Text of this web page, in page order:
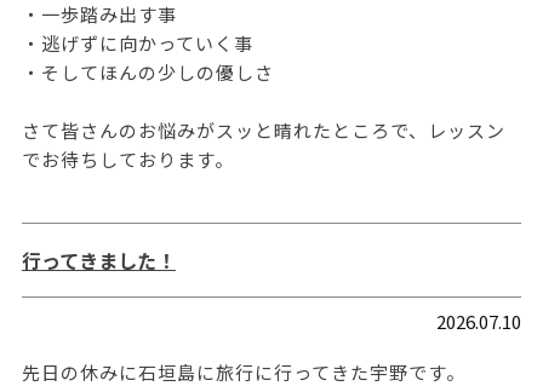
・一歩踏み出す事
・逃げずに向かっていく事
・そしてほんの少しの優しさ
さて皆さんのお悩みがスッと晴れたところで、レッスン
でお待ちしております。
行ってきました！
2026.07.10
先日の休みに石垣島に旅行に行ってきた宇野です。